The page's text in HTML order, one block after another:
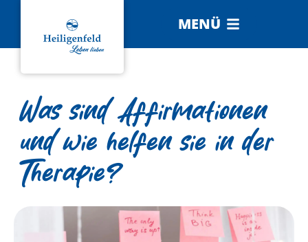
MENÜ
Was sind Affirmationen
und wie helfen sie in der
Therapie?